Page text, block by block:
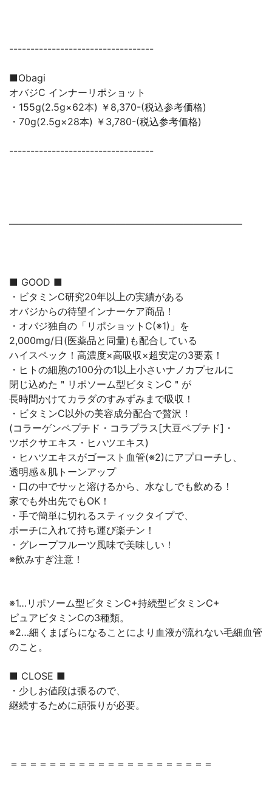
----------------------------------
■Obagi
オバジC インナーリポショット
・155g(2.5g×62本) ￥8,370-(税込参考価格)
・70g(2.5g×28本) ￥3,780-(税込参考価格)
----------------------------------
————————————————————————
■ GOOD ■
・ビタミンC研究20年以上の実績がある
オバジからの待望インナーケア商品！
・オバジ独自の「リポショットC(※1)」を
2,000mg/日(医薬品と同量)も配合している
ハイスペック！高濃度×高吸収×超安定の3要素！
・ヒトの細胞の100分の1以上小さいナノカプセルに
閉じ込めた＂リポソーム型ビタミンC＂が
長時間かけてカラダのすみずみまで吸収！
・ビタミンC以外の美容成分配合で贅沢！
(コラーゲンペプチド・コラプラス[大豆ペプチド]・
ツボクサエキス・ヒハツエキス)
・ヒハツエキスがゴースト血管(※2)にアプローチし、
透明感＆肌トーンアップ
・口の中でサッと溶けるから、水なしでも飲める！
家でも外出先でもOK！
・手で簡単に切れるスティックタイプで、
ポーチに入れて持ち運び楽チン！
・グレープフルーツ風味で美味しい！
※飲みすぎ注意！
※1…リポソーム型ビタミンC+持続型ビタミンC+
ピュアビタミンCの3種類。
※2…細くまばらになることにより血液が流れない毛細血管
のこと。
■ CLOSE ■
・少しお値段は張るので、
継続するために頑張りが必要。
＝＝＝＝＝＝＝＝＝＝＝＝＝＝＝＝＝＝＝＝＝